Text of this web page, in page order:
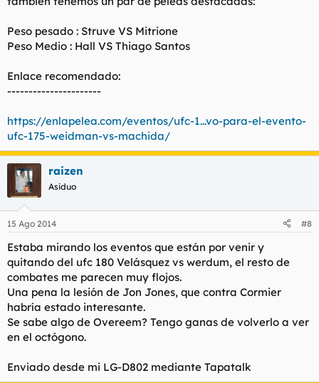
Peso pesado : Struve VS Mitrione
Peso Medio : Hall VS Thiago Santos
Enlace recomendado:
----------------------
https://enlapelea.com/eventos/ufc-1...vo-para-el-evento-
ufc-175-weidman-vs-machida/
raizen
Asiduo
15 Ago 2014 #8
Estaba mirando los eventos que están por venir y
quitando del ufc 180 Velásquez vs werdum, el resto de
combates me parecen muy flojos.
Una pena la lesión de Jon Jones, que contra Cormier
habría estado interesante.
Se sabe algo de Overeem? Tengo ganas de volverlo a ver
en el octógono.
Enviado desde mi LG-D802 mediante Tapatalk